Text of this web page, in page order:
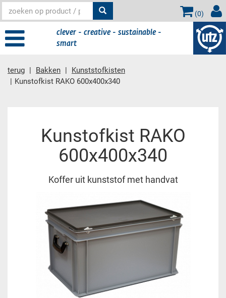
(0)
clever - creative - sustainable -
smart
terug Bakken
Kunststofkisten
Kunstofkist RAKO 600x400x340
Kunstofkist RAKO
600x400x340
Koffer uit kunststof met handvat